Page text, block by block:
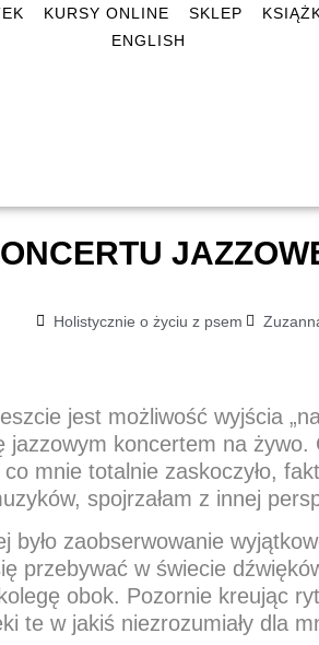
KURSY ONLINE SKLEP
ENGLISH
Holistycznie o życiu z psem
jest możliwość wyjścia
jazzowym koncertem na
mnie totalnie zaskoczyło,
spojrzałam z innej
było zaobserwowanie
przebywać w świecie
obok. Pozornie kreując
te w jakiś niezrozumiały dla